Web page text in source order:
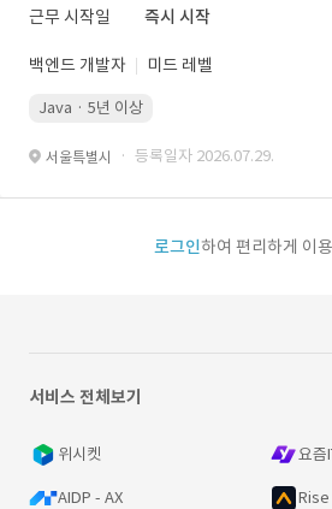
근무 시작일
즉시 시작
백엔드 개발자 미드 레벨
Java · 5년 이상
서울특별시 · 등록일자 2026.07.29.
로그인하여 편리하게 이
서비스 전체보기
위시켓 요즘
AIDP - AX Rise